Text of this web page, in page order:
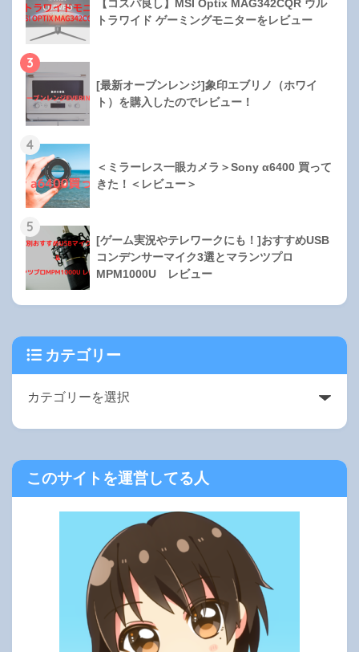
【コスパ良し】MSI Optix MAG342CQR ウル
トラワイド ゲーミングモニターをレビュー
3
[最新オーブンレンジ]象印エブリノ（ホワイ
ト）を購入したのでレビュー！
4
＜ミラーレス一眼カメラ＞Sony α6400 買って
きた！＜レビュー＞
5
[ゲーム実況やテレワークにも！]おすすめUSB
コンデンサーマイク3選とマランツプロ
MPM1000U レビュー
カテゴリー
このサイトを運営してる人